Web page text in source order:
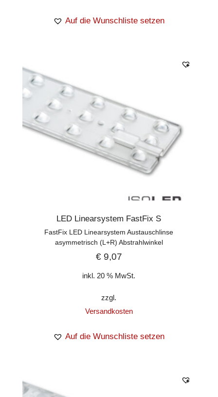
Auf die Wunschliste setzen
LED Linearsystem FastFix S
FastFix LED Linearsystem Austauschlinse
asymmetrisch (L+R) Abstrahlwinkel
€9,07
inkl. 20 % MwSt.
zzgl.
Versandkosten
Auf die Wunschliste setzen